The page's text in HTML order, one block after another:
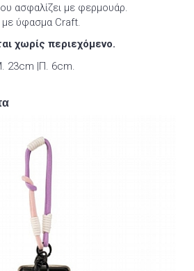
ασφαλίζει με φερμουάρ.
με ύφασμα Craft.
χωρίς περιεχόμενο.
23cm |Π. 6cm.